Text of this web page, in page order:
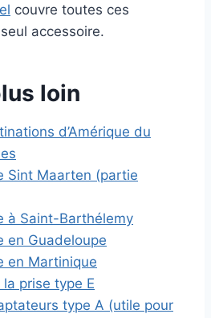
couvre toutes ces
accessoire.
loin
d’Amérique du
Sint Maarten (partie
à Saint-Barthélemy
en Guadeloupe
en Martinique
prise type E
type A (utile pour